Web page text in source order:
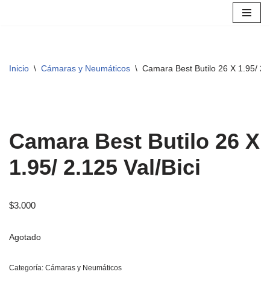
Inicio \ Cámaras y Neumáticos \ Camara Best Butilo 26 X 1.95/
Camara Best Butilo 26 X
1.95/ 2.125 Val/Bici
$3.000
Agotado
Categoría: Cámaras y Neumáticos